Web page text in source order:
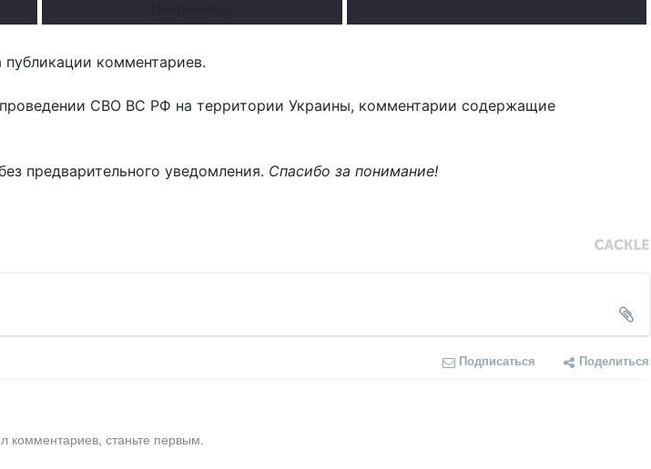
комментариев.
СВО ВС РФ на территории Украины, комментарии содержащие
предварительного уведомления. Спасибо за понимание!
Подписаться Поделиться
комментариев, станьте первым.